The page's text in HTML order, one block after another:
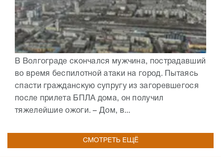
В Волгограде скончался мужчина, пострадавший
во время беспилотной атаки на город. Пытаясь
спасти гражданскую супругу из загоревшегося
после прилета БПЛА дома, он получил
тяжелейшие ожоги. – Дом, в...
СМОТРЕТЬ ЕЩЁ